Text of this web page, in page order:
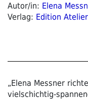
Autor/in: Elena
Verlag: Edition Atelier
„Elena Messner
vielschichtig-